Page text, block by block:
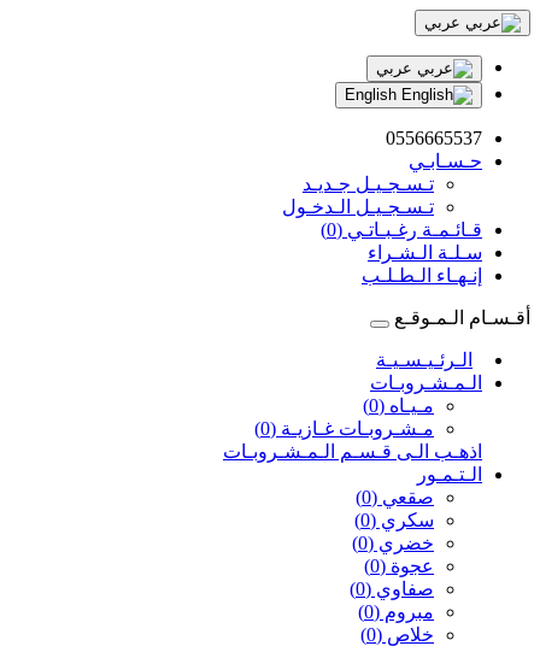
عربي
عربي
0556665537
حـسـابـي
تـسـجـيـل جـديـد
تـسـجـيـل الـدخـول
قـائـمـة رغـبـاتـي (0)
سـلـة الـشـراء
إنـهـاء الـطـلـب
أقـسـام الـمـوقـع
الـرئـيـسـيـة
الـمـشـروبـات
مـيـاه (0)
مـشـروبـات غـازيـة (0)
اذهـب الـى قـسـم الـمـشـروبـات
الـتـمـور
صقعي (0)
سكري (0)
خضري (0)
عجوة (0)
صفاوي (0)
مبروم (0)
خلاص (0)